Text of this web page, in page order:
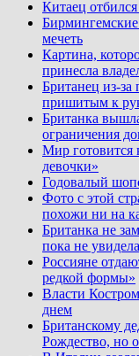
Китаец
Бирмингемские
мечеть
Картина,
принесла
Британец из-
пришитым к
Британка
ограничения
Мир готовится
девочки»
Годовалый
Фото с этой
похожи ни на
Британка не
пока не
Россияне
редкой формы»
Власти
днем
Британскому
Рождество, но